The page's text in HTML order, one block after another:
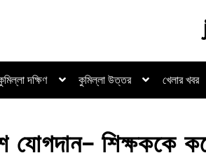
দক্ষিণ কুমিল্লা উত্তর খেলার খবর
যোগদান- শিক্ষককে